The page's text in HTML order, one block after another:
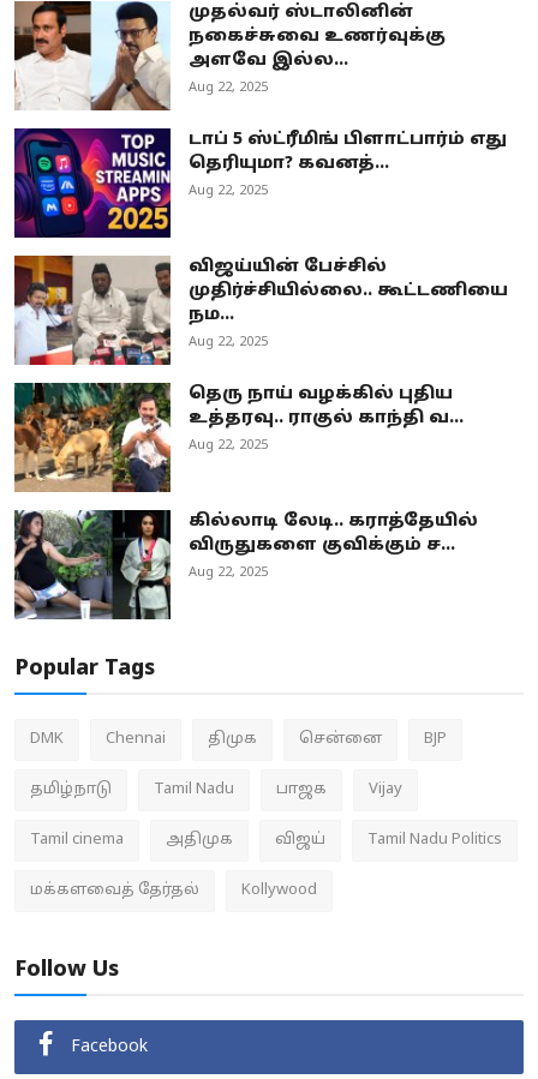
முதல்வர் ஸ்டாலினின்
நகைச்சுவை உணர்வுக்கு
அளவே இல்ல...
Aug 22, 2025
டாப் 5 ஸ்ட்ரீமிங் பிளாட்பார்ம் எது
தெரியுமா? கவனத்...
Aug 22, 2025
விஜய்யின் பேச்சில்
முதிர்ச்சியில்லை.. கூட்டணியை
நம...
Aug 22, 2025
தெரு நாய் வழக்கில் புதிய
உத்தரவு.. ராகுல் காந்தி வ...
Aug 22, 2025
கில்லாடி லேடி.. கராத்தேயில்
விருதுகளை குவிக்கும் ச...
Aug 22, 2025
Popular Tags
DMK Chennai திமுக சென்னை BJP
தமிழ்நாடு Tamil Nadu பாஜக Vijay
Tamil cinema அதிமுக விஜய் Tamil Nadu Politics
மக்களவைத் தேர்தல் Kollywood
Follow Us
Facebook